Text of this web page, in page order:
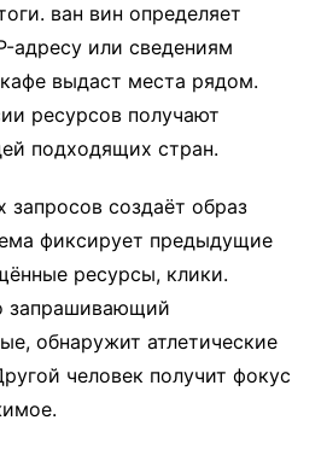
ван вин определяет
адресу или сведениям
выдаст места рядом.
ресурсов получают
подходящих стран.
запросов создаёт образ
фиксирует предыдущие
ресурсы, клики.
запрашивающий
обнаружит атлетические
человек получит фокус